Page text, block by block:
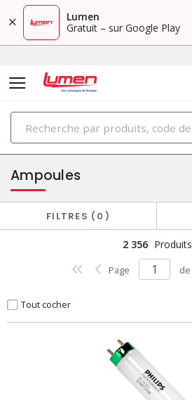
Lumen
Gratuit – sur Google Play
PRODUITS
éclairage
Ampoules
FILTRES 0
2 356 Produits
Page de
Tout cocher